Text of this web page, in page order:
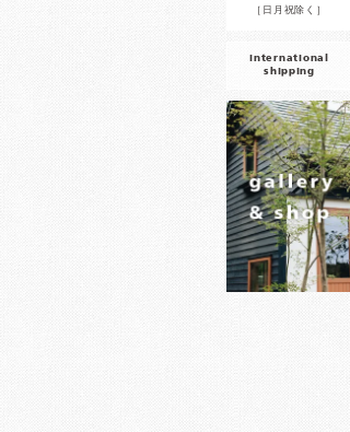
［日月祝除く］
international
shipping